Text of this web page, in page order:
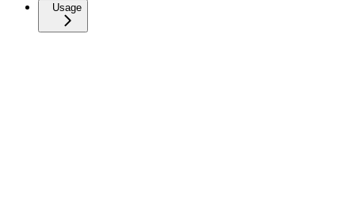
Usage